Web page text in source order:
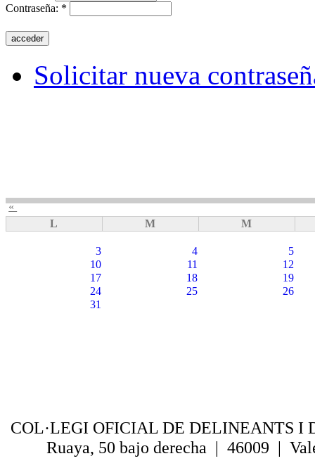
Contraseña: *
Solicitar nueva
«
L
M M
3 4
5
10
11
12
17
18
19
24
25
26
31
COL·LEGI OFICIAL DE DELINEANTS I
Ruaya, 50 bajo derecha | 46009 |